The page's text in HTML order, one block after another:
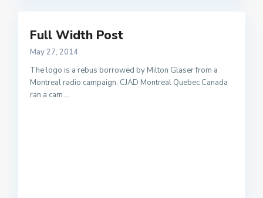
Full Width Post
May 27, 2014
The logo is a rebus borrowed by Milton Glaser from a
Montreal radio campaign. CJAD Montreal Quebec Canada
ran a cam ...